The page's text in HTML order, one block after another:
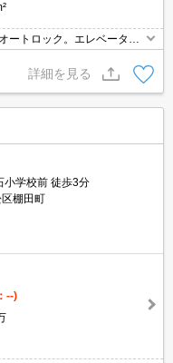
ートロック。エレベーター
詳細を見る
小学校前 徒歩3分
棚田町
--)